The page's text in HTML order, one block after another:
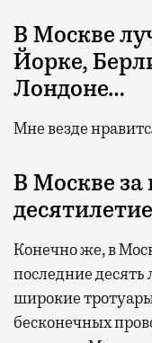
В Москве
Йорке,
Лондоне…
Мне везде
В Москве за
Конечно же, в
последние десять
широкие
бесконечных